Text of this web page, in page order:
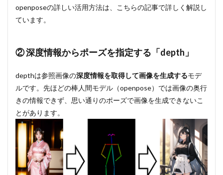
openposeの詳しい活用方法は、こちらの記事で詳しく解説し
ています。
② 深度情報からポーズを指定する「depth」
depthは参照画像の深度情報を取得して画像を生成するモデ
ルです。先ほどの棒人間モデル（openpose）では画像の奥行
きの情報できず、思い通りのポーズで画像を生成できないこ
とがあります。